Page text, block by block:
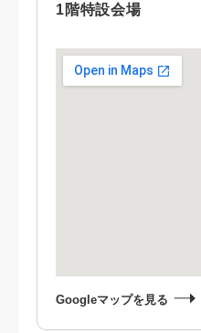
1階特設会場
Googleマップを見る